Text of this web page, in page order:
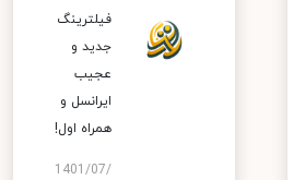
فیلترینگ
جدید و
عجیب
ایرانسل و
همراه اول!
1401/07/